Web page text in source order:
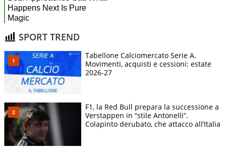
SPORT TREND
Tabellone Calciomercato Serie A.
Movimenti, acquisti e cessioni: estate
2026-27
F1, la Red Bull prepara la successione a
Verstappen in “stile Antonelli”.
Colapinto derubato, che attacco all’Italia